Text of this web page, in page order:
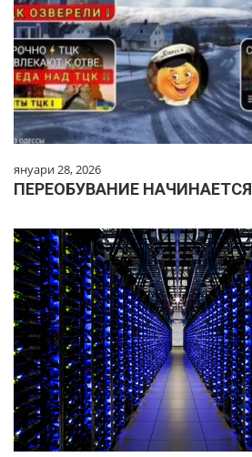
януари 28, 2026
ПЕРЕОБУВАНИЕ НАЧИНАЕТСЯ